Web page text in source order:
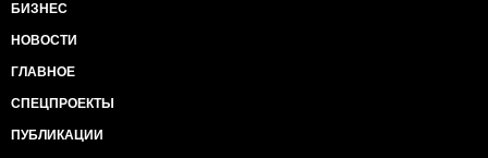
БИЗНЕС
НОВОСТИ
ГЛАВНОЕ
СПЕЦПРОЕКТЫ
ПУБЛИКАЦИИ